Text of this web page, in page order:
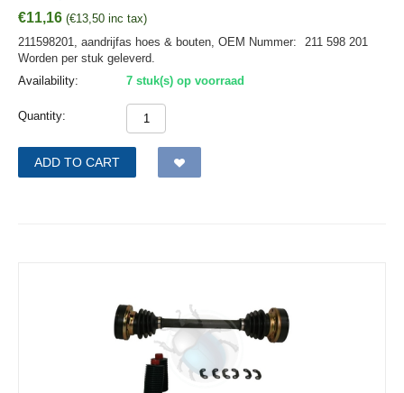
€11,16 (€13,50 inc tax)
211598201, aandrijfas hoes & bouten, OEM Nummer:
211 598 201
Worden per stuk geleverd.
Availability:
7 stuk(s) op voorraad
Quantity:
ADD TO CART